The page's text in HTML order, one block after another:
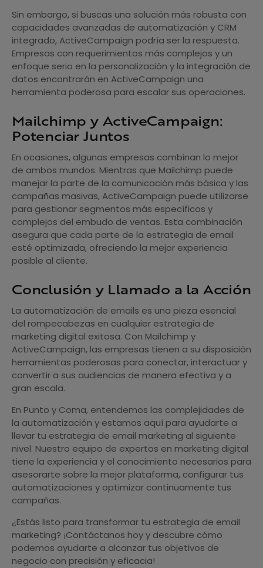
Sin embargo, si buscas una solución más robusta con
capacidades avanzadas de automatización y CRM
integrado, ActiveCampaign podría ser la respuesta.
Empresas con requerimientos más complejos y un
enfoque serio en la personalización y la integración de
datos encontrarán en ActiveCampaign una
herramienta poderosa para escalar sus operaciones.
Mailchimp y ActiveCampaign:
Potenciar Juntos
En ocasiones, algunas empresas combinan lo mejor
de ambos mundos. Mientras que Mailchimp puede
manejar la parte de la comunicación más básica y las
campañas masivas, ActiveCampaign puede utilizarse
para gestionar segmentos más específicos y
complejos del embudo de ventas. Esta combinación
asegura que cada parte de la estrategia de email
esté optimizada, ofreciendo la mejor experiencia
posible al cliente.
Conclusión y Llamado a la Acción
La automatización de emails es una pieza esencial
del rompecabezas en cualquier estrategia de
marketing digital exitosa. Con Mailchimp y
ActiveCampaign, las empresas tienen a su disposición
herramientas poderosas para conectar, interactuar y
convertir a sus audiencias de manera efectiva y a
gran escala.
En Punto y Coma, entendemos las complejidades de
la automatización y estamos aquí para ayudarte a
llevar tu estrategia de email marketing al siguiente
nivel. Nuestro equipo de expertos en marketing digital
tiene la experiencia y el conocimiento necesarios para
asesorarte sobre la mejor plataforma, configurar tus
automatizaciones y optimizar continuamente tus
campañas.
¿Estás listo para transformar tu estrategia de email
marketing? ¡Contáctanos hoy y descubre cómo
podemos ayudarte a alcanzar tus objetivos de
negocio con precisión y eficacia!